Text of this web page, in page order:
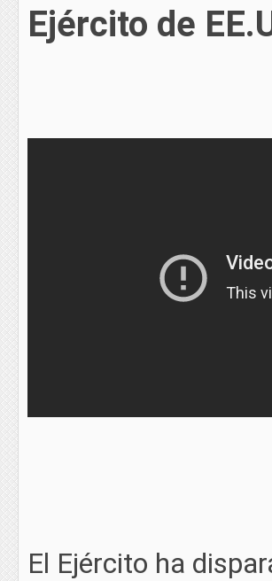
Ejército de
El Ejército ha